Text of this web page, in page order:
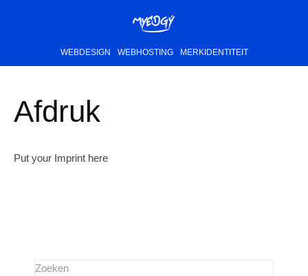
WEBDESIGN WEBHOSTING MERKIDENTITEIT
Afdruk
Put your Imprint here
Zoeken